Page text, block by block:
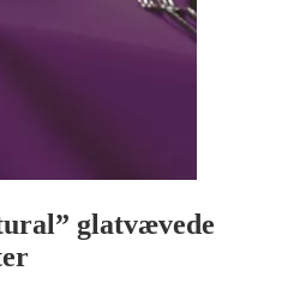
glatvævede